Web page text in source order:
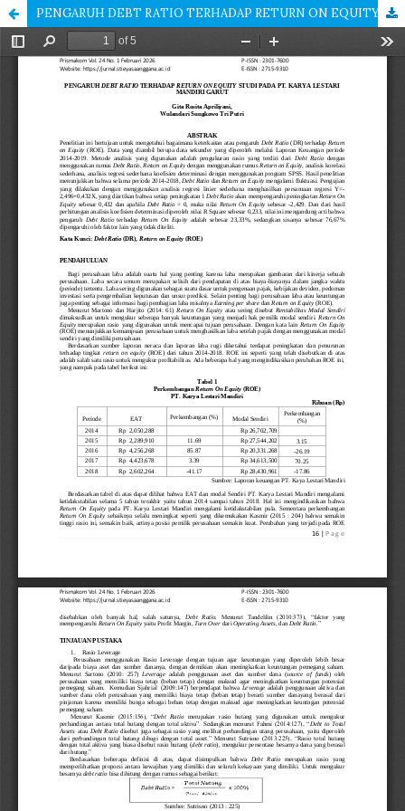
PENGARUH DEBT RATIO TERHADAP RETURN ON EQUITY STUDI PADA PT. KARYA LESTARI MANDIRI GARUT